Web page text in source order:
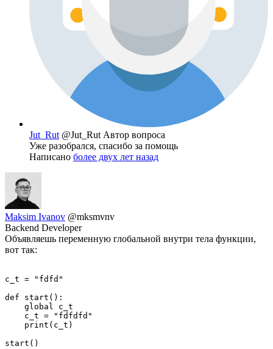
Jut_Rut @Jut_Rut Автор вопроса
Уже разобрался, спасибо за помощь
Написано более двух лет назад
Maksim Ivanov @mksmvnv
Backend Developer
Объявляешь переменную глобальной внутри тела функции,
вот так:
c_t = "fdfd"
def start():
    global c_t
    c_t = "fdfdfd"
    print(c_t)
start()